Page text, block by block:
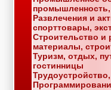
промышленность,
Развлечения и
спорттовары,
Строительство и
материалы,
Туризм, отдых,
гостинницы